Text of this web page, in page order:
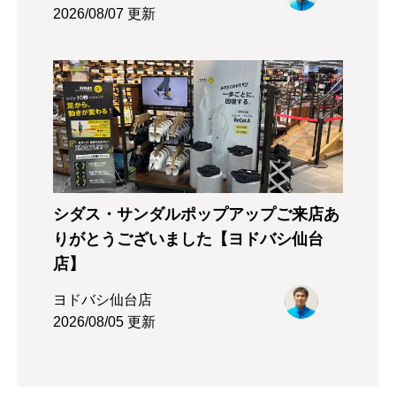
2026/08/07 更新
シダス・サンダルポップアップご来店あ
りがとうございました【ヨドバシ仙台
店】
ヨドバシ仙台店
2026/08/05 更新